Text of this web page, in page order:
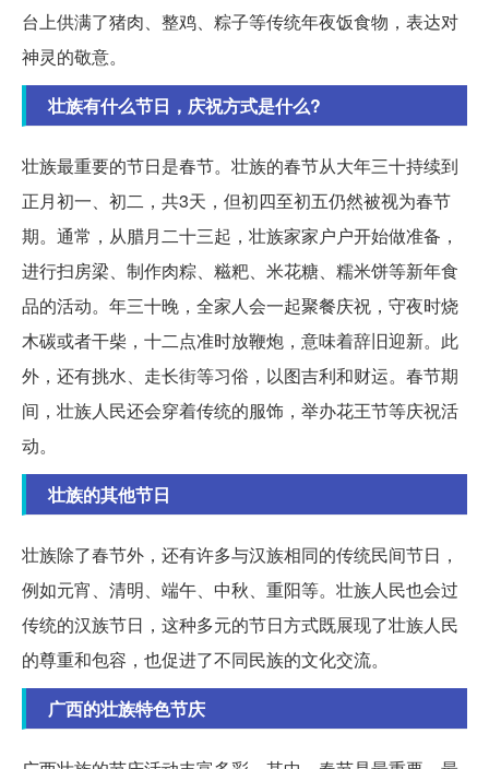
台上供满了猪肉、整鸡、粽子等传统年夜饭食物，表达对
神灵的敬意。
壮族有什么节日，庆祝方式是什么?
壮族最重要的节日是春节。壮族的春节从大年三十持续到
正月初一、初二，共3天，但初四至初五仍然被视为春节
期。通常，从腊月二十三起，壮族家家户户开始做准备，
进行扫房梁、制作肉粽、糍粑、米花糖、糯米饼等新年食
品的活动。年三十晚，全家人会一起聚餐庆祝，守夜时烧
木碳或者干柴，十二点准时放鞭炮，意味着辞旧迎新。此
外，还有挑水、走长街等习俗，以图吉利和财运。春节期
间，壮族人民还会穿着传统的服饰，举办花王节等庆祝活
动。
壮族的其他节日
壮族除了春节外，还有许多与汉族相同的传统民间节日，
例如元宵、清明、端午、中秋、重阳等。壮族人民也会过
传统的汉族节日，这种多元的节日方式既展现了壮族人民
的尊重和包容，也促进了不同民族的文化交流。
广西的壮族特色节庆